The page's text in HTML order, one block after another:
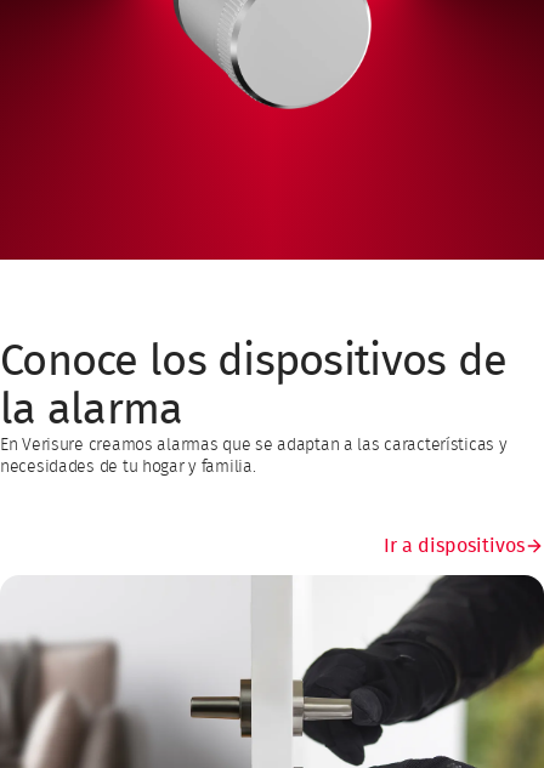
Conoce los dispositivos de
la alarma
En Verisure creamos alarmas que se adaptan a las características y
necesidades de tu hogar y familia.
Ir a dispositivos